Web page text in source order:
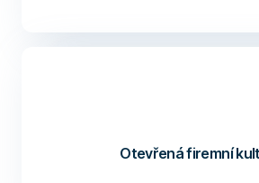
Otevřená firemní